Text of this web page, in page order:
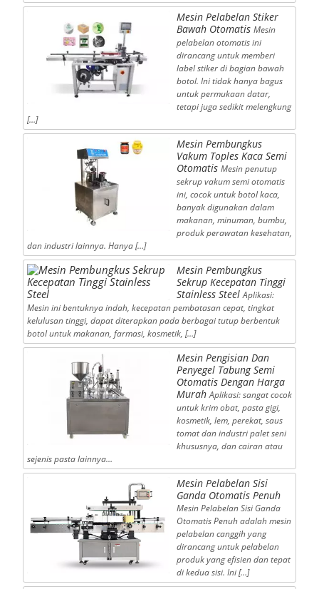
Mesin Pelabelan Stiker
Bawah Otomatis Mesin
pelabelan otomatis ini
dirancang untuk memberi
label stiker di bagian bawah
botol. Ini tidak hanya bagus
untuk permukaan datar,
tetapi juga sedikit melengkung
[…]
Mesin Pembungkus
Vakum Toples Kaca Semi
Otomatis Mesin penutup
sekrup vakum semi otomatis
ini, cocok untuk botol kaca,
banyak digunakan dalam
makanan, minuman, bumbu,
produk perawatan kesehatan,
dan industri lainnya. Hanya […]
Mesin Pembungkus
Sekrup Kecepatan Tinggi
Stainless Steel Aplikasi:
Mesin ini bentuknya indah, kecepatan pembatasan cepat, tingkat
kelulusan tinggi, dapat diterapkan pada berbagai tutup berbentuk
botol untuk makanan, farmasi, kosmetik, […]
Mesin Pengisian Dan
Penyegel Tabung Semi
Otomatis Dengan Harga
Murah Aplikasi: sangat cocok
untuk krim obat, pasta gigi,
kosmetik, lem, perekat, saus
tomat dan industri palet seni
khususnya, dan cairan atau
sejenis pasta lainnya…
Mesin Pelabelan Sisi
Ganda Otomatis Penuh
Mesin Pelabelan Sisi Ganda
Otomatis Penuh adalah mesin
pelabelan canggih yang
dirancang untuk pelabelan
produk yang efisien dan tepat
di kedua sisi. Ini […]